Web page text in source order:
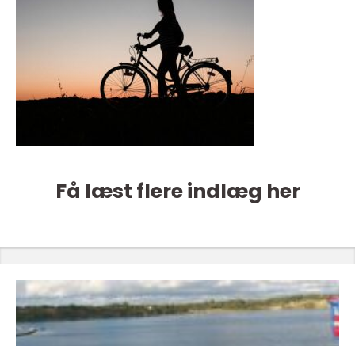
Få læst flere indlæg her